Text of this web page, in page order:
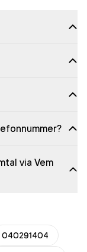
via Vem
040291404